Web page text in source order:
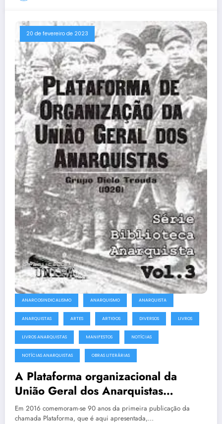
20 de fevereiro de 2023
ANARCOSINDICALISMO ANARQUISMO ANARQUISTA
ANARQUISTAS ARTES ARTIGOS DIVERSOS LIVROS
LIVROS ANARQUISTAS MANIFESTOS NOTÍCIAS
NOTÍCIAS ANARQUISTAS OBRAS LITERÁRIAS
A Plataforma organizacional da
União Geral dos Anarquistas
(Projeto)
Em 2016 comemoram-se 90 anos da primeira publicação da
chamada Plataforma, que é aqui apresentada,…